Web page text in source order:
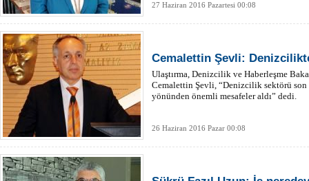
27 Haziran 2016 Pazartesi 00:08
Cemalettin Şevli:
Ulaştırma, Denizcilik ve Haberleşme
Cemalettin Şevli, “Denizcilik sektörü son
yönünden önemli mesafeler aldı” dedi.
26 Haziran 2016 Pazar 00:08